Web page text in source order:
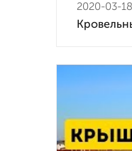
2020-03-18